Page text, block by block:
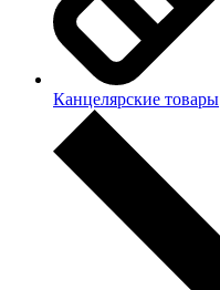
Канцелярские товары